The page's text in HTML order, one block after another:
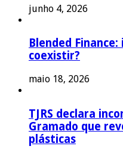
junho 4, 2026
Blended
coexistir?
maio 18, 2026
TJRS declara
Gramado que
plásticas